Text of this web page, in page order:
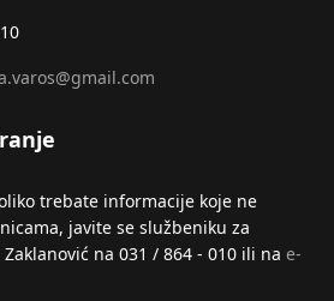
trebate informacije koje ne
javite se službeniku za
na 031 / 864 - 010 ili na e-